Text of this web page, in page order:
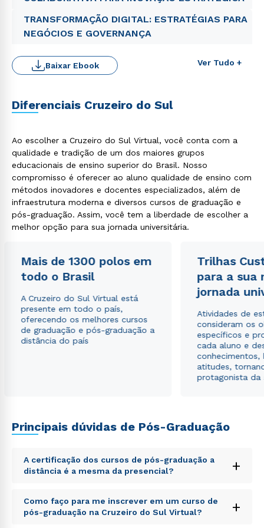
TRANSFORMAÇÃO DIGITAL: ESTRATÉGIAS PARA
NEGÓCIOS E GOVERNANÇA
Ver Tudo +
Baixar Ebook
Diferenciais Cruzeiro do Sul
Ao escolher a Cruzeiro do Sul Virtual, você conta com a
qualidade e tradição de um dos maiores grupos
educacionais de ensino superior do Brasil. Nosso
compromisso é oferecer ao aluno qualidade de ensino com
métodos inovadores e docentes especializados, além de
infraestrutura moderna e diversos cursos de graduação e
pós-graduação. Assim, você tem a liberdade de escolher a
melhor opção para sua jornada universitária.
Mais de 1300 polos em
todo o Brasil
A Cruzeiro do Sul Virtual está
presente em todo o país,
oferecendo os melhores cursos
de graduação e pós-graduação a
distância do país
Trilhas
para a sua
jornada
Atividades de
consideram os
específicos e
cada aluno e
conhecimentos,
atitudes,
protagonista da
Principais dúvidas de Pós-Graduação
A certificação dos cursos de pós-graduação a
distância é a mesma da presencial?
+
Sed ut perspiciatis unde omnis iste natus error sit
voluptatem accusantium doloremque laudantium,
totam rem aperiam, eaque ipsa quae ab illo inventore
Como faço para me inscrever em um curso de
pós-graduação na Cruzeiro do Sul Virtual?
+
Estou de acordo com a Política de Privacidade.
autorizo que meus dados sejam utilizados para o
envio de conteúdos da Cruzeiro do Sul.